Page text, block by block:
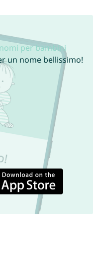
per bambini
un nome bellissimo!